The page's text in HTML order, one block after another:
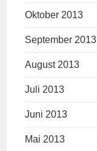
Oktober 2013
September 2013
August 2013
Juli 2013
Juni 2013
Mai 2013